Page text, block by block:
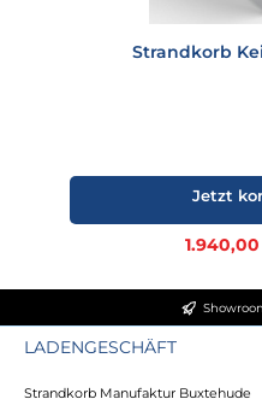
Strandkorb
Jetzt
LADENGESCHÄFT
Strandkorb Manufaktur Buxtehude